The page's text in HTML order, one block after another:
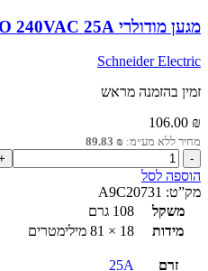
מגען מודולרי 1P 1NO 240VAC 25A
Schneider Electric
זמין בהזמנה מראש
106.00 ₪
מחיר ללא מע״מ: 89.83 ₪
כמות
של
מגען
מודולרי
1P
1NO
הוספה לסל
מק”ט: A9C20731
משקל
108 גרם
מידות
18 × 81 מילימטרים
זרם 25A